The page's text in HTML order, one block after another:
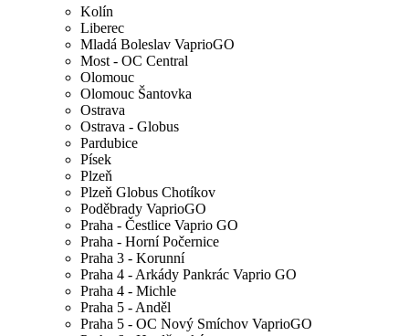
Kolín
Liberec
Mladá Boleslav VaprioGO
Most - OC Central
Olomouc
Olomouc Šantovka
Ostrava
Ostrava - Globus
Pardubice
Písek
Plzeň
Plzeň Globus Chotíkov
Poděbrady VaprioGO
Praha - Čestlice Vaprio GO
Praha - Horní Počernice
Praha 3 - Korunní
Praha 4 - Arkády Pankrác Vaprio GO
Praha 4 - Michle
Praha 5 - Anděl
Praha 5 - OC Nový Smíchov VaprioGO